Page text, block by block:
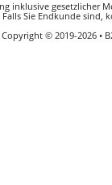
inklusive gesetzlicher
Falls Sie Endkunde sind,
Copyright © 2019-2026 •